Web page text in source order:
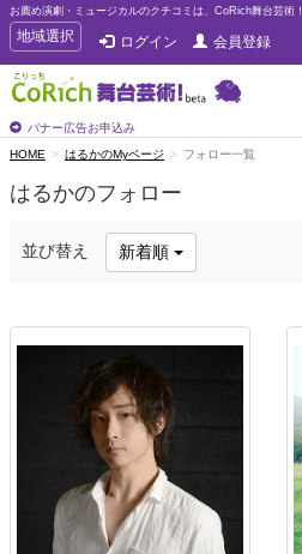
お薦め演劇・ミュージカルのクチコミは、CoRich舞台芸術！
T
o
g
g
e
n
v
a
地域選択 ログイン 会員登録
バナー広告お申込み
HOME はるかのMyページ フォロー一覧
はるかのフォロー
並び替え 新着順